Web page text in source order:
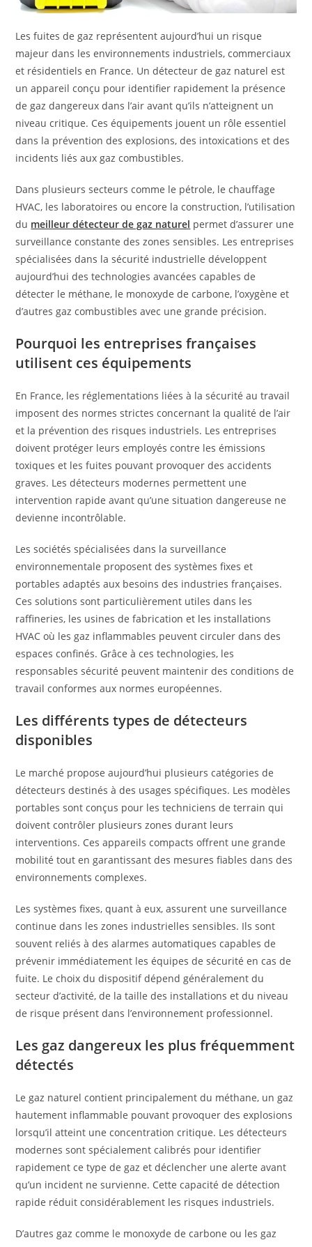
Les fuites de gaz représentent aujourd’hui un risque
majeur dans les environnements industriels, commerciaux
et résidentiels en France. Un détecteur de gaz naturel est
un appareil conçu pour identifier rapidement la présence
de gaz dangereux dans l’air avant qu’ils n’atteignent un
niveau critique. Ces équipements jouent un rôle essentiel
dans la prévention des explosions, des intoxications et des
incidents liés aux gaz combustibles.
Dans plusieurs secteurs comme le pétrole, le chauffage
HVAC, les laboratoires ou encore la construction, l’utilisation
du meilleur détecteur de gaz naturel permet d’assurer une
surveillance constante des zones sensibles. Les entreprises
spécialisées dans la sécurité industrielle développent
aujourd’hui des technologies avancées capables de
détecter le méthane, le monoxyde de carbone, l’oxygène et
d’autres gaz combustibles avec une grande précision.
Pourquoi les entreprises françaises
utilisent ces équipements
En France, les réglementations liées à la sécurité au travail
imposent des normes strictes concernant la qualité de l’air
et la prévention des risques industriels. Les entreprises
doivent protéger leurs employés contre les émissions
toxiques et les fuites pouvant provoquer des accidents
graves. Les détecteurs modernes permettent une
intervention rapide avant qu’une situation dangereuse ne
devienne incontrôlable.
Les sociétés spécialisées dans la surveillance
environnementale proposent des systèmes fixes et
portables adaptés aux besoins des industries françaises.
Ces solutions sont particulièrement utiles dans les
raffineries, les usines de fabrication et les installations
HVAC où les gaz inflammables peuvent circuler dans des
espaces confinés. Grâce à ces technologies, les
responsables sécurité peuvent maintenir des conditions de
travail conformes aux normes européennes.
Les différents types de détecteurs
disponibles
Le marché propose aujourd’hui plusieurs catégories de
détecteurs destinés à des usages spécifiques. Les modèles
portables sont conçus pour les techniciens de terrain qui
doivent contrôler plusieurs zones durant leurs
interventions. Ces appareils compacts offrent une grande
mobilité tout en garantissant des mesures fiables dans des
environnements complexes.
Les systèmes fixes, quant à eux, assurent une surveillance
continue dans les zones industrielles sensibles. Ils sont
souvent reliés à des alarmes automatiques capables de
prévenir immédiatement les équipes de sécurité en cas de
fuite. Le choix du dispositif dépend généralement du
secteur d’activité, de la taille des installations et du niveau
de risque présent dans l’environnement professionnel.
Les gaz dangereux les plus fréquemment
détectés
Le gaz naturel contient principalement du méthane, un gaz
hautement inflammable pouvant provoquer des explosions
lorsqu’il atteint une concentration critique. Les détecteurs
modernes sont spécialement calibrés pour identifier
rapidement ce type de gaz et déclencher une alerte avant
qu’un incident ne survienne. Cette capacité de détection
rapide réduit considérablement les risques industriels.
D’autres gaz comme le monoxyde de carbone ou les gaz